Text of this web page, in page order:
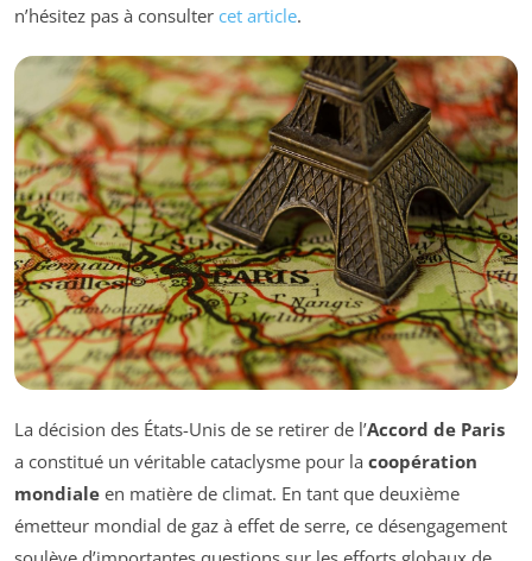
n’hésitez pas à consulter cet article.
La décision des États-Unis de se retirer de l’Accord de Paris
a constitué un véritable cataclysme pour la coopération
mondiale en matière de climat. En tant que deuxième
émetteur mondial de gaz à effet de serre, ce désengagement